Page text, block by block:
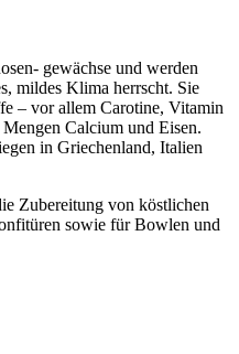
gewächse und werden
mildes Klima herrscht. Sie
– vor allem Carotine, Vitamin
Calcium und Eisen.
in Griechenland, Italien
Zubereitung von köstlichen
sowie für Bowlen und